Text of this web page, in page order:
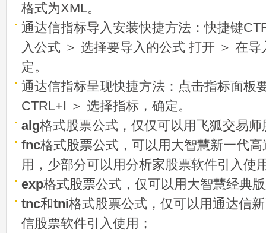
格式为XML。
通达信指标导入安装快捷方法：快捷键
入公式 ＞ 选择要导入的公式 打开 ＞ 在
定。
通达信指标呈现快捷方法：点击指标面板
CTRL+I ＞ 选择指标，确定。
alg格式股票公式，仅仅可以用飞狐交易
fnc格式股票公式，可以用大智慧新一代
用，少部分可以用分析家股票软件引入使
exp格式股票公式，仅可以用大智慧经典
tnc和tni格式股票公式，仅可以用通达信
信股票软件引入使用；